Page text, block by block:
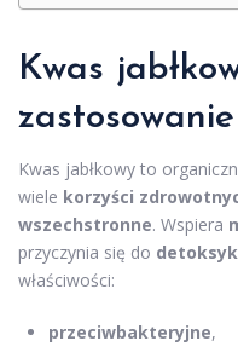
Kwas
zastosowanie
Kwas jabłkowy to
wiele korzyści
wszechstronne. Wspiera
przyczynia się do
właściwości:
przeciwbakteryjne,